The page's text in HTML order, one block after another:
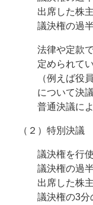
出席した株主
議決権の過半数
法律や定款で
定められてい
（例えば役員の
について決議
普通決議による
（２）特別決議
議決権を行使
議決権の過半
出席した株主
議決権の3分の2